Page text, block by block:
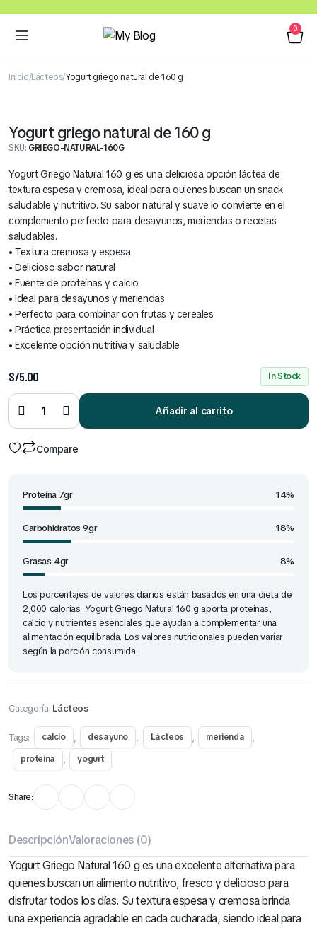
0
Inicio Lácteos Yogurt griego natural de 160 g
Yogurt griego natural de 160 g
SKU: GRIEGO-NATURAL-160G
Yogurt Griego Natural 160 g es una deliciosa opción láctea de
textura espesa y cremosa, ideal para quienes buscan un snack
saludable y nutritivo. Su sabor natural y suave lo convierte en el
complemento perfecto para desayunos, meriendas o recetas
saludables.
• Textura cremosa y espesa
• Delicioso sabor natural
• Fuente de proteínas y calcio
• Ideal para desayunos y meriendas
• Perfecto para combinar con frutas y cereales
• Práctica presentación individual
• Excelente opción nutritiva y saludable
S/5.00 In Stock
griego
natural
de 160
g
Añadir al carrito
Compare
Proteína 7gr 14%
Carbohidratos 9gr 18%
Grasas 4gr 8%
Los porcentajes de valores diarios están basados en una dieta de
2,000 calorías. Yogurt Griego Natural 160 g aporta proteínas,
calcio y nutrientes esenciales que ayudan a complementar una
alimentación equilibrada. Los valores nutricionales pueden variar
según la porción consumida.
Categoría Lácteos
Tags: calcio , desayuno , Lácteos , merienda ,
proteína , yogurt
Share:
DescripciónValoraciones (0)
Yogurt Griego Natural 160 g es una excelente alternativa para
quienes buscan un alimento nutritivo, fresco y delicioso para
disfrutar todos los días. Su textura espesa y cremosa brinda
una experiencia agradable en cada cucharada, siendo ideal para